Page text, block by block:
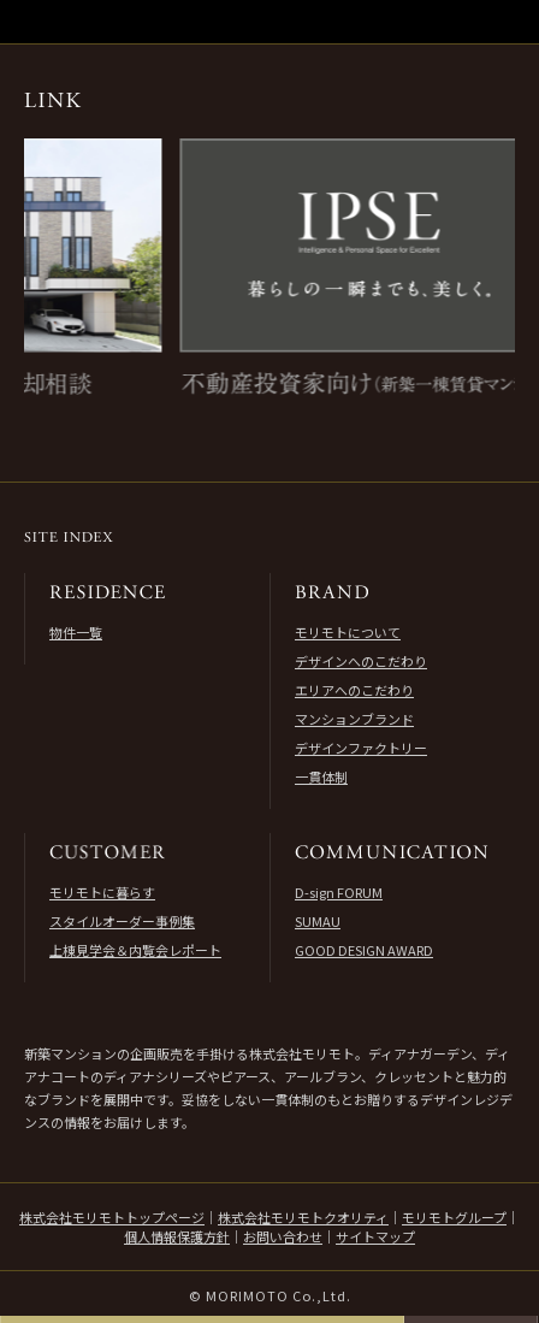
物件一覧
モリモトについて
デザインへのこだわり
エリアへのこだわり
マンションブランド
デザインファクトリー
一貫体制
モリモトに暮らす
スタイルオーダー事例集
上棟見学会＆内覧会レポート
D-sign FORUM
SUMAU
GOOD DESIGN AWARD
新築マンションの企画販売を手掛ける株式会社モリモト。ディアナガーデン、ディ
アナコートのディアナシリーズやピアース、アールブラン、クレッセントと魅力的
なブランドを展開中です。妥協をしない一貫体制のもとお贈りするデザインレジデ
ンスの情報をお届けします。
株式会社モリモトトップページ ｜ 株式会社モリモトクオリティ ｜ モリモトグループ ｜
個人情報保護方針 ｜ お問い合わせ ｜ サイトマップ
© MORIMOTO Co.,Ltd.